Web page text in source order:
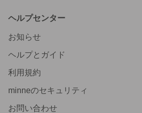
ヘルプセンター
お知らせ
ヘルプとガイド
利用規約
minneのセキュリティ
お問い合わせ